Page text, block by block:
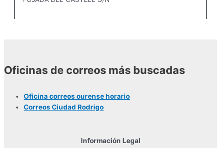
Oficinas de correos más buscadas
Oficina correos ourense horario
Correos Ciudad Rodrigo
Información Legal